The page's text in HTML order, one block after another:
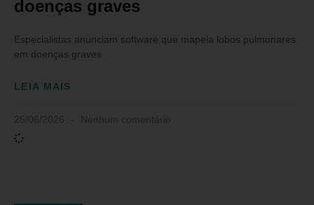
doenças graves
Especialistas anunciam software que mapeia lobos pulmonares
em doenças graves
LEIA MAIS